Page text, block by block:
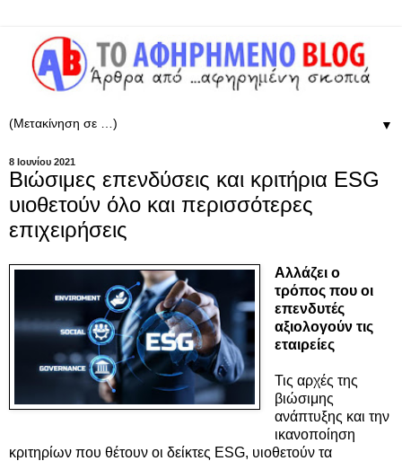
▼
8 Ιουνίου 2021
Βιώσιμες επενδύσεις και κριτήρια ESG
υιοθετούν όλο και περισσότερες
επιχειρήσεις
Αλλάζει ο
τρόπος που οι
επενδυτές
αξιολογούν τις
εταιρείες
Τις αρχές της
βιώσιμης
ανάπτυξης και την
ικανοποίηση
κριτηρίων που θέτουν οι δείκτες ESG, υιοθετούν τα